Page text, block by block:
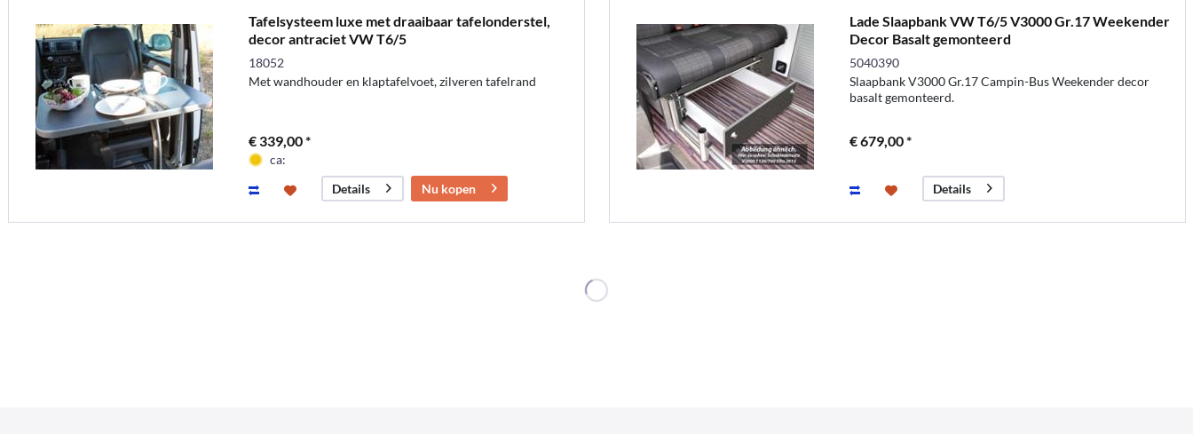
Tafelsysteem luxe met draaibaar tafelonderstel,
decor antraciet VW T6/5
18052
Met wandhouder en klaptafelvoet, zilveren tafelrand
€ 339,00 *
ca:
Details
Nu kopen
Lade Slaapbank VW T6/5 V3000 Gr.17 Weekender
Decor Basalt gemonteerd
5040390
Slaapbank V3000 Gr.17 Campin-Bus Weekender decor
basalt gemonteerd.
€ 679,00 *
Details